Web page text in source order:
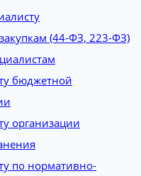
(44-ФЗ, 223-ФЗ)
бюджетной
организации
по нормативно-